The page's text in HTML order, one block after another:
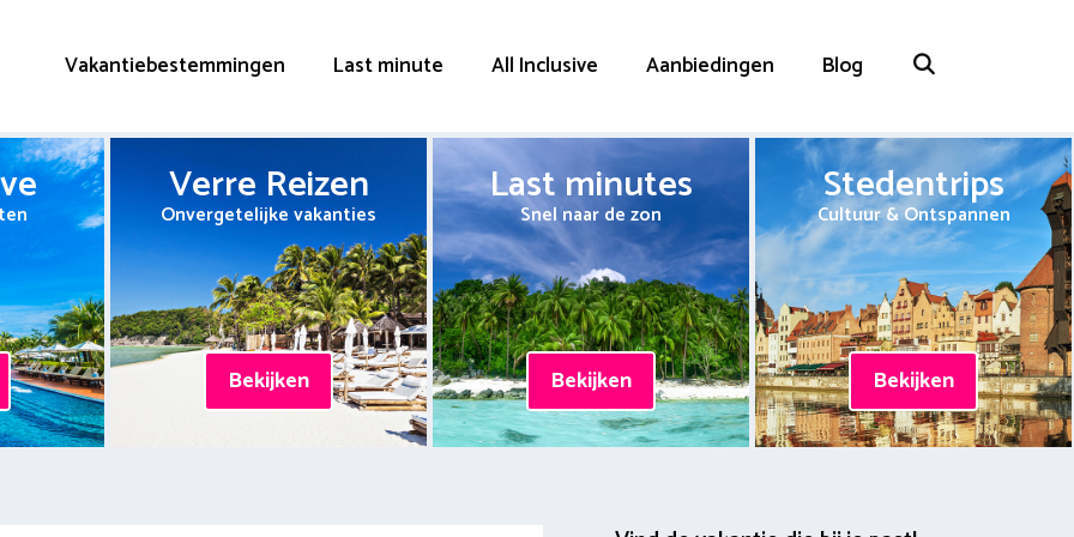
Vakantiebestemmingen Last minute All Inclusive Aanbiedingen Blog
Verre Reizen
Onvergetelijke vakanties
Bekijken
Last minutes
Snel naar de zon
Bekijken
Stedentrips
Cultuur & Ontspannen
Bekijken